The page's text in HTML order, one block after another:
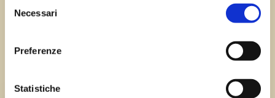
delNecessari
Preferenze
Statistiche
Chi siamo